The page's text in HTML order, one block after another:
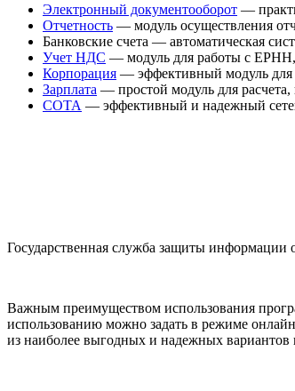
Электронный документооборот —
Отчетность — модуль осуществления
Банковские счета — автоматическая
Учет НДС — модуль для работы с ЕРНН,
Корпорация — эффективный модуль для
Зарплата — простой модуль для расчета,
СОТА — эффективный и надежный
Государственная служба защиты
Важным преимуществом использования
использованию можно задать в режиме
из наиболее выгодных и надежных вариантов